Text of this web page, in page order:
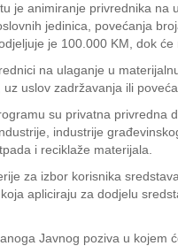
je animiranje privrednika
jedinica, povećanja
je 100.000 KM, dok će
na ulaganje u
uslov zadržavanja ili
su privatna
industrije
i reciklaže materijala.
za izbor korisnika
apliciraju za dodjelu
Javnog poziva u kojem